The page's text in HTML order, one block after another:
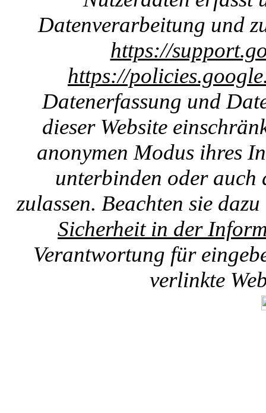
Datenverarbeitung und
https://
https://
Datenerfassung und
dieser Website
anonymen Modus ihres
unterbinden oder auch
zulassen. Beachten sie
Sicherheit in der
Verantwortung für
verlinkte